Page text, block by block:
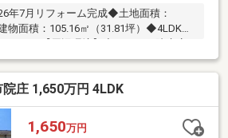
7月リフォーム完成◆土地面積：
物面積：105.16㎡（31.81坪）◆4LDK◆
よる）【周辺環境】◆ラ・ムー院庄店
◆マルイ ウエストランドまで徒歩7分
まで徒歩7分（約550ｍ）◆院庄ＩＣま
庄 1,650万円 4LDK
1,650万円